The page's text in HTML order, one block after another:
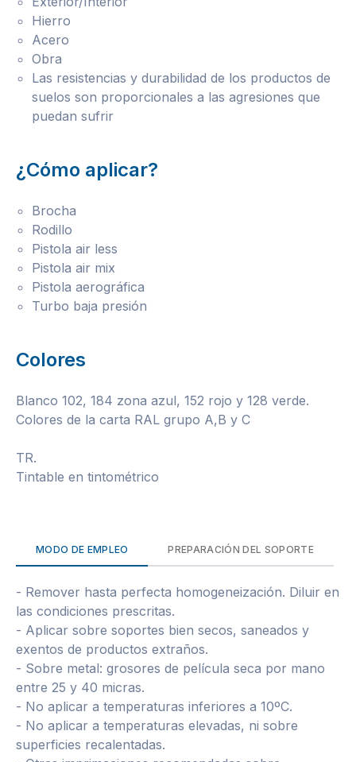
Hierro
Acero
Obra
Las resistencias y durabilidad de los productos de
suelos son proporcionales a las agresiones que
puedan sufrir
¿Cómo aplicar?
Brocha
Rodillo
Pistola air less
Pistola air mix
Pistola aerográfica
Turbo baja presión
Colores
Blanco 102, 184 zona azul, 152 rojo y 128 verde.
Colores de la carta RAL grupo A,B y C
TR.
Tintable en tintométrico
MODO DE EMPLEO PREPARACIÓN DEL SOPORTE
- Remover hasta perfecta homogeneización. Diluir en
las condiciones prescritas.
- Aplicar sobre soportes bien secos, saneados y
exentos de productos extraños.
- Sobre metal: grosores de película seca por mano
entre 25 y 40 micras.
- No aplicar a temperaturas inferiores a 10ºC.
- No aplicar a temperaturas elevadas, ni sobre
superficies recalentadas.